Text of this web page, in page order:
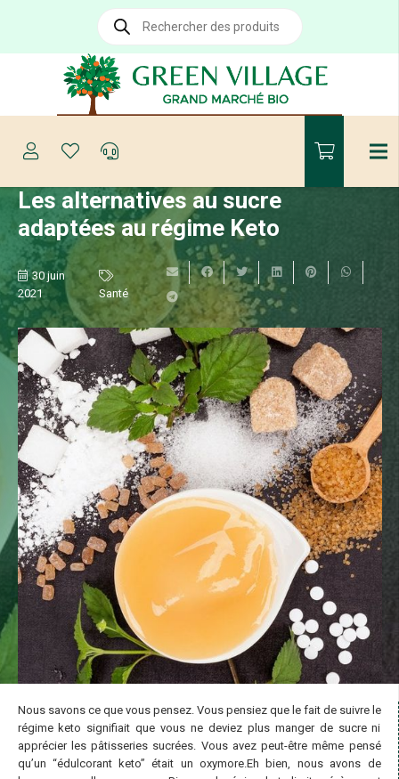
Recherche
produits
Les alternatives au sucre
adaptées au régime Keto
30 juin
2021
Santé
Nous savons ce que vous pensez. Vous pensiez que le fait de suivre le
régime keto signifiait que vous ne deviez plus manger de sucre ni
apprécier les pâtisseries sucrées. Vous avez peut-être même pensé
qu’un “édulcorant keto” était un oxymore.Eh bien, nous avons de